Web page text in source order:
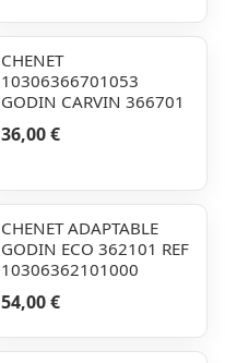
CHENET
10306366701053
GODIN CARVIN 366701
36,00 €
CHENET ADAPTABLE
GODIN ECO 362101 REF
10306362101000
54,00 €